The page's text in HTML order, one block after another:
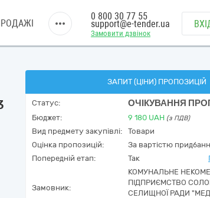
Замовити дзвінок
0 800 30 77 55
support@e-tender.ua
ЗАПИТ (ЦІНИ) ПРОПОЗИЦІЙ
Статус: ОЧІКУВАННЯ
Бюджет: 9 180 UAH (з ПДВ)
Вид предмету закупівлі:
Товари
Оцінка пропозицій:
За вартістю
Попередній етап:
Так
Замовник:
КОМУНАЛЬНЕ
ПІДПРИЄМСТВО
СЕЛИЩНОЇ РАДИ